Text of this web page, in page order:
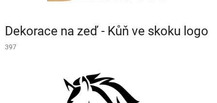
Dekorace na zeď - Kůň ve skoku logo
397